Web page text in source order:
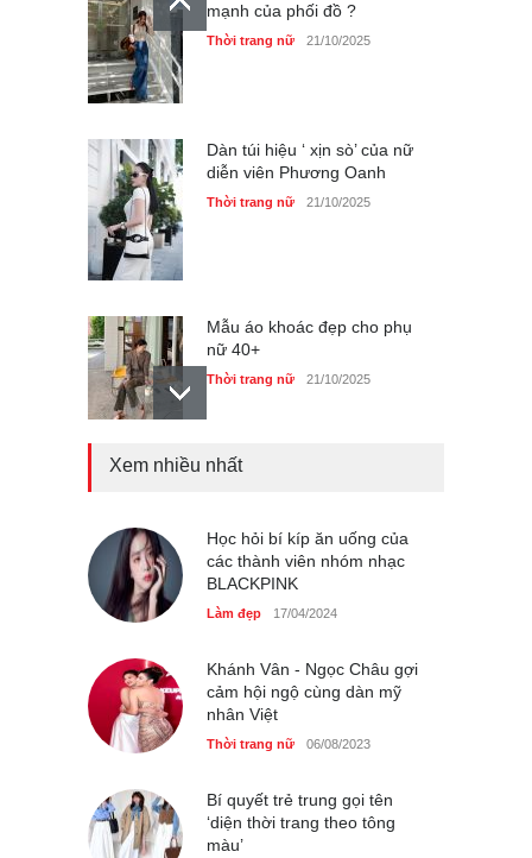
mạnh của phối đồ ?
Thời trang nữ 21/10/2025
Dàn túi hiệu ‘ xịn sò’ của nữ
diễn viên Phương Oanh
Thời trang nữ 21/10/2025
Mẫu áo khoác đẹp cho phụ
nữ 40+
Thời trang nữ 21/10/2025
Chiếc áo dài cưới của Hoa
sáng tạo mới của giới trẻ
Thời trang nữ 21/10/2025
Xem nhiều nhất
Học hỏi bí kíp ăn uống của
các thành viên nhóm nhạc
BLACKPINK
Làm đẹp 17/04/2024
Khánh Vân - Ngọc Châu gợi
cảm hội ngộ cùng dàn mỹ
nhân Việt
Thời trang nữ 06/08/2023
Bí quyết trẻ trung gọi tên
‘diện thời trang theo tông
màu’